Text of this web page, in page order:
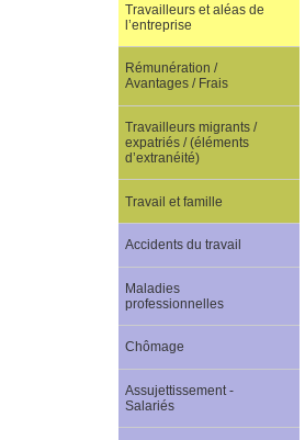
Travailleurs et aléas de
l’entreprise
Rémunération /
Avantages / Frais
Travailleurs migrants /
expatriés / (éléments
d’extranéité)
Travail et famille
Accidents du travail
Maladies
professionnelles
Chômage
Assujettissement -
Salariés